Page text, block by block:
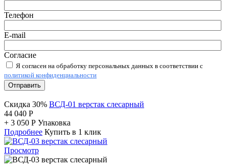
Телефон
E-mail
Согласие
Я согласен на обработку персональных данных в соответствии с
политикой конфиденциальности
Отправить
Скидка 30% ВСД-01 верстак слесарный
44 040 Р
+ 3 050 Р Упаковка
Подробнее Купить в 1 клик
Просмотр